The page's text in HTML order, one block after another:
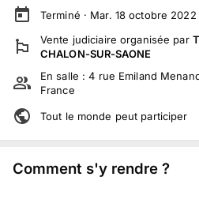
Terminé · Mar. 18 octobre
Vente judiciaire organisée par
CHALON-SUR-SAONE
En salle :4 rue Emiland
France
Tout le monde peut participer
Comment s'y rendre ?